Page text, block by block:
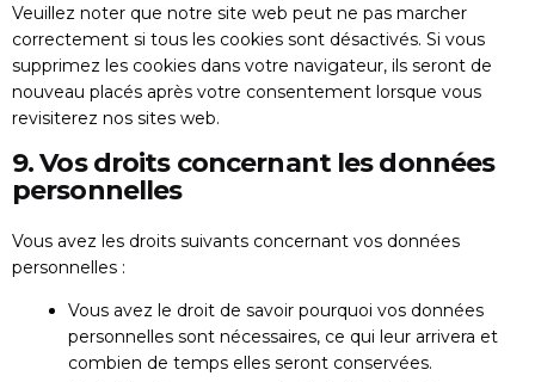
Veuillez noter que notre site web peut ne pas marcher
correctement si tous les cookies sont désactivés. Si vous
supprimez les cookies dans votre navigateur, ils seront de
nouveau placés après votre consentement lorsque vous
revisiterez nos sites web.
9. Vos droits concernant les données
personnelles
Vous avez les droits suivants concernant vos données
personnelles :
Vous avez le droit de savoir pourquoi vos données
personnelles sont nécessaires, ce qui leur arrivera et
combien de temps elles seront conservées.